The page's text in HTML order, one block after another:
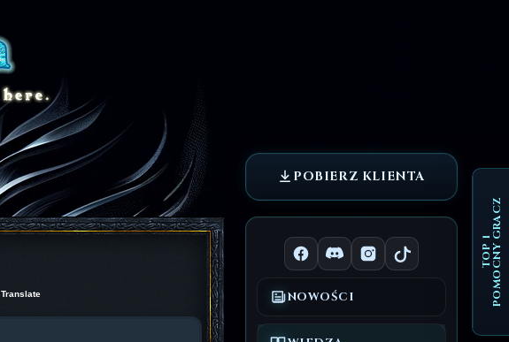
TOP 1POMOCNY GRACZ
POBIERZ KLIENTA
Translate NOWOŚCI